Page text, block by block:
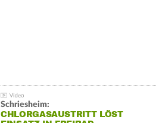
Schriesheim:
CHLORGASAUSTRITT LÖST